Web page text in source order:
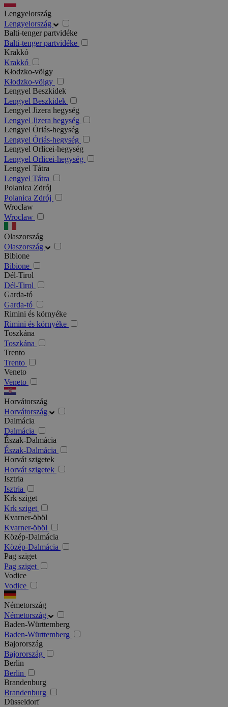
Lengyelország
Lengyelország
Balti-tenger partvidéke
Balti-tenger partvidéke
Krakkó
Krakkó
Kłodzko-völgy
Kłodzko-völgy
Lengyel Beszkidek
Lengyel Beszkidek
Lengyel Jizera hegység
Lengyel Jizera hegység
Lengyel Óriás-hegység
Lengyel Óriás-hegység
Lengyel Orlicei-hegység
Lengyel Orlicei-hegység
Lengyel Tátra
Lengyel Tátra
Polanica Zdrój
Polanica Zdrój
Wrocław
Wrocław
Olaszország
Olaszország
Bibione
Bibione
Dél-Tirol
Dél-Tirol
Garda-tó
Garda-tó
Rimini és környéke
Rimini és környéke
Toszkána
Toszkána
Trento
Trento
Veneto
Veneto
Horvátország
Horvátország
Dalmácia
Dalmácia
Észak-Dalmácia
Észak-Dalmácia
Horvát szigetek
Horvát szigetek
Isztria
Isztria
Krk sziget
Krk sziget
Kvarner-öböl
Kvarner-öböl
Közép-Dalmácia
Közép-Dalmácia
Pag sziget
Pag sziget
Vodice
Vodice
Németország
Németország
Baden-Württemberg
Baden-Württemberg
Bajorország
Bajorország
Berlin
Berlin
Brandenburg
Brandenburg
Düsseldorf